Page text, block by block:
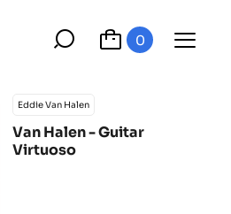
0
Eddie Van Halen
Van Halen - Guitar
Virtuoso